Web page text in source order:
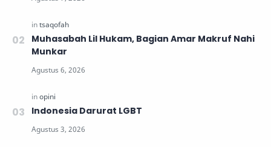
Muhasabah Lil Hukam, Bagian Amar Makruf Nahi
Munkar
Indonesia Darurat LGBT